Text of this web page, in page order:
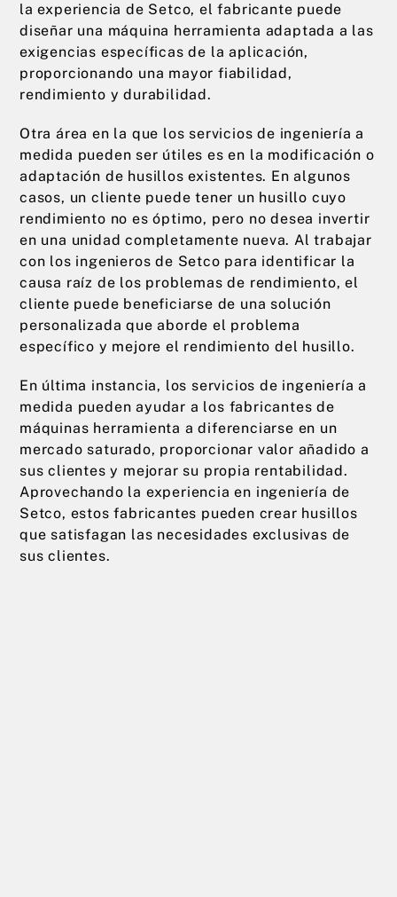
la experiencia de Setco, el fabricante puede
diseñar una máquina herramienta adaptada a las
exigencias específicas de la aplicación,
proporcionando una mayor fiabilidad,
rendimiento y durabilidad.
Otra área en la que los servicios de ingeniería a
medida pueden ser útiles es en la modificación o
adaptación de husillos existentes. En algunos
casos, un cliente puede tener un husillo cuyo
rendimiento no es óptimo, pero no desea invertir
en una unidad completamente nueva. Al trabajar
con los ingenieros de Setco para identificar la
causa raíz de los problemas de rendimiento, el
cliente puede beneficiarse de una solución
personalizada que aborde el problema
específico y mejore el rendimiento del husillo.
En última instancia, los servicios de ingeniería a
medida pueden ayudar a los fabricantes de
máquinas herramienta a diferenciarse en un
mercado saturado, proporcionar valor añadido a
sus clientes y mejorar su propia rentabilidad.
Aprovechando la experiencia en ingeniería de
Setco, estos fabricantes pueden crear husillos
que satisfagan las necesidades exclusivas de
sus clientes.